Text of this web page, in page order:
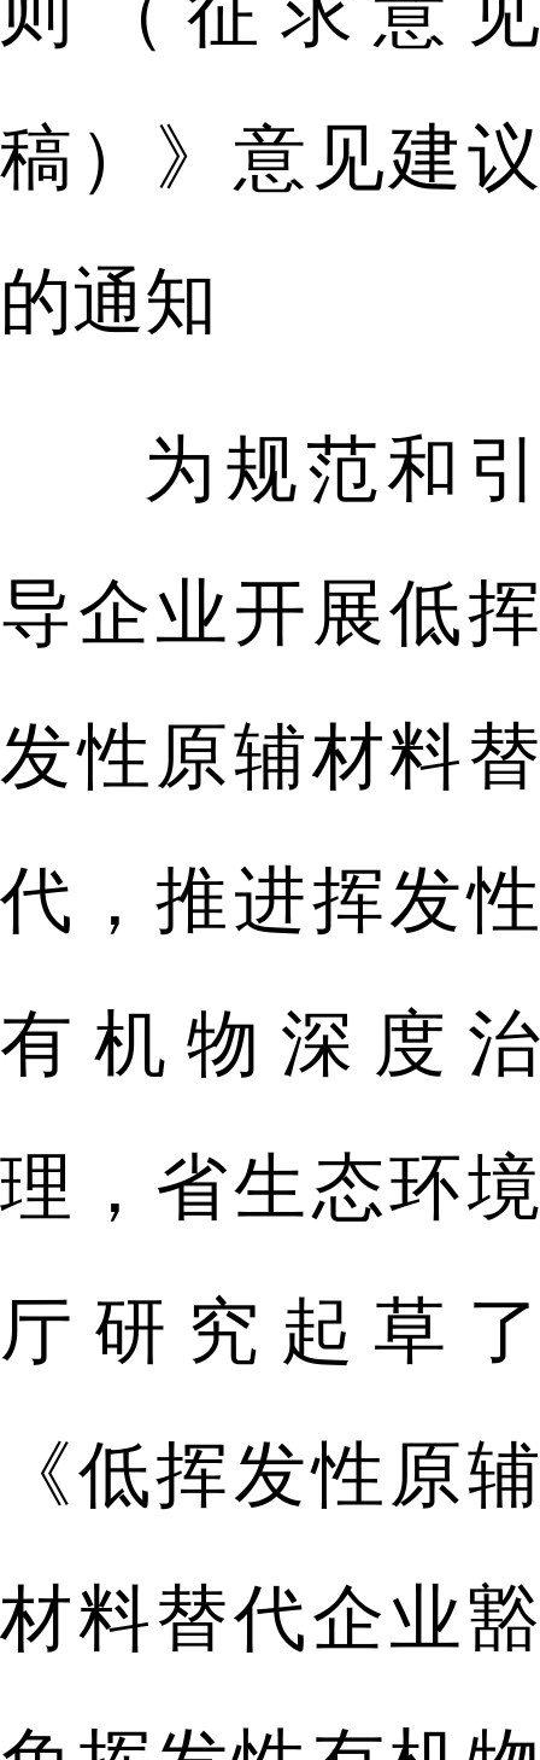
稿）》意见建议
的通知
为规范和引
导企业开展低挥
发性原辅材料替
代，推进挥发性
有机物深度治
理，省生态环境
厅研究起草了
《低挥发性原辅
材料替代企业豁